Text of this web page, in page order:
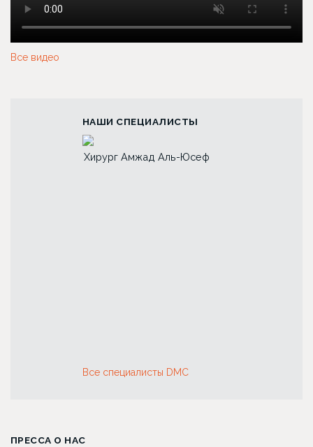
Все видео
НАШИ СПЕЦИАЛИСТЫ
Хирург Лина Алиевна
Все специалисты DMC
ПРЕССА О НАС